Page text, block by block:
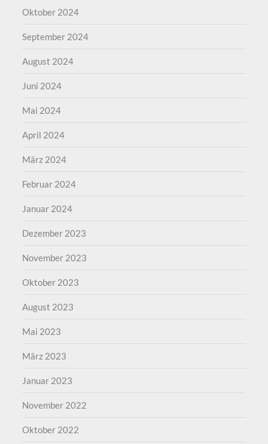
Oktober 2024
September 2024
August 2024
Juni 2024
Mai 2024
April 2024
März 2024
Februar 2024
Januar 2024
Dezember 2023
November 2023
Oktober 2023
August 2023
Mai 2023
März 2023
Januar 2023
November 2022
Oktober 2022